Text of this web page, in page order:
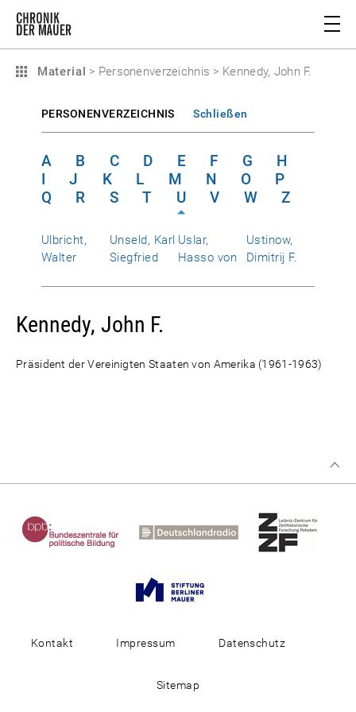
Material > Personenverzeichnis > Kennedy, John F.
PERSONENVERZEICHNIS Schließen
A B C D E F G
H
I
J K L M N O
P
Q
R S T U V W Z
Ulbricht,
Walter
Unseld, Karl
Siegfried
Uslar,
Hasso von
Ustinow,
Dimitrij F.
Kennedy, John F.
Präsident der Vereinigten Staaten von Amerika (1961-1963)
Kontakt Impressum Datenschutz
Sitemap